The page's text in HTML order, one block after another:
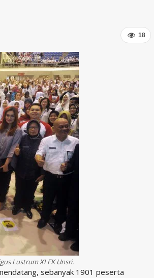
18
Lustrum XI FK Unsri.
sebanyak 1901 peserta